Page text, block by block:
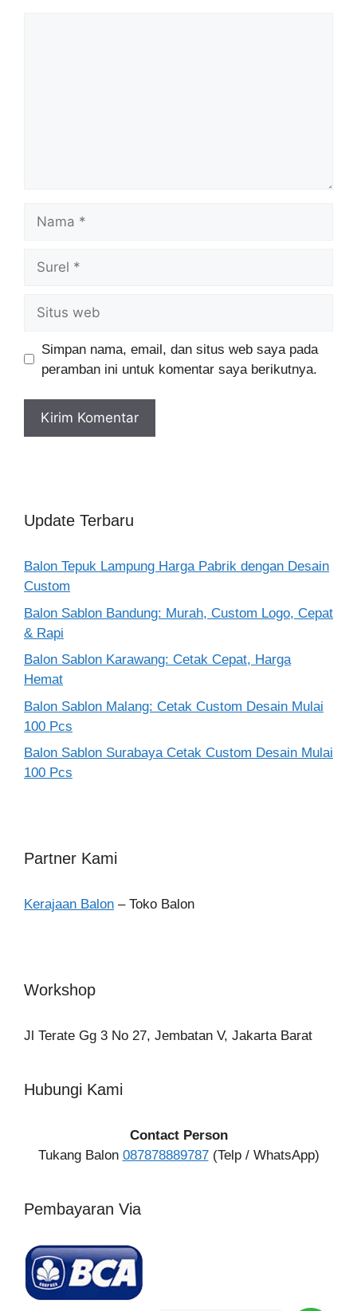
web
Simpan nama, email, dan situs web saya pada
peramban ini untuk komentar saya berikutnya.
Update Terbaru
Balon Tepuk Lampung Harga Pabrik dengan Desain
Custom
Balon Sablon Bandung: Murah, Custom Logo, Cepat
& Rapi
Balon Sablon Karawang: Cetak Cepat, Harga
Hemat
Balon Sablon Malang: Cetak Custom Desain Mulai
100 Pcs
Balon Sablon Surabaya Cetak Custom Desain Mulai
100 Pcs
Partner Kami
Kerajaan Balon – Toko Balon
Workshop
Jl Terate Gg 3 No 27, Jembatan V, Jakarta Barat
Hubungi Kami
Contact Person
Tukang Balon 087878889787(Telp / WhatsApp)
Pembayaran Via